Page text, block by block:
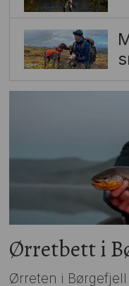
Ørretbett i
Ørreten i